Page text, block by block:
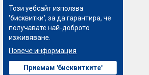
Този уебсайт използва
'бисквитки', за да гарантира, че
получавате най-доброто
изживяване.
Повече информация
Приемам 'бисквитките'